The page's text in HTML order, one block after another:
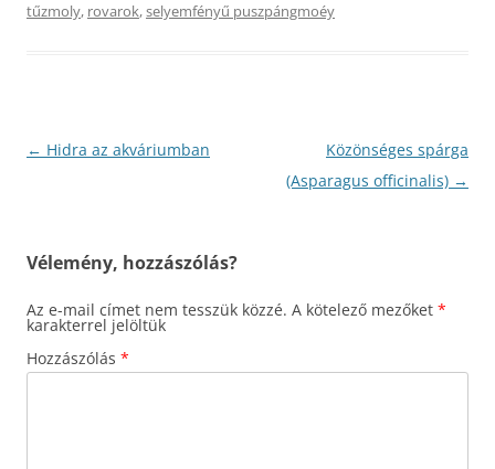
tűzmoly, rovarok,selyemfényű puszpángmoéy
Bejegyzés
← Hidra az akváriumban
Közönséges spárga
(Asparagus officinalis) →
Vélemény, hozzászólás?
Az e-mail címet nem tesszük közzé. A kötelező mezőket *
karakterrel jelöltük
Hozzászólás *